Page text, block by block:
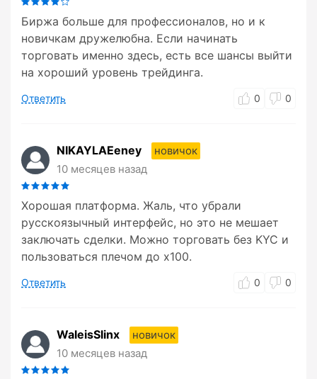
Биржа больше для профессионалов, но и к
новичкам дружелюбна. Если начинать
торговать именно здесь, есть все шансы выйти
на хороший уровень трейдинга.
Ответить 0 0
NIKAYLAEeney
новичок
10 месяцев назад
Хорошая платформа. Жаль, что убрали
русскоязычный интерфейс, но это не мешает
заключать сделки. Можно торговать без KYC и
пользоваться плечом до x100.
Ответить 0 0
WaleisSlinx
новичок
10 месяцев назад